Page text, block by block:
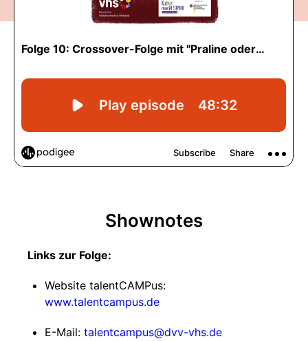
Shownotes
Links zur Folge:
Website talentCAMPus:
www.talentcampus.de
E-Mail: talentcampus@dvv-vhs.de